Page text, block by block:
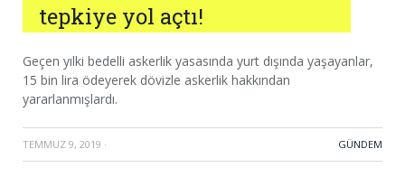
tepkiye yol açtı!
Geçen yılki bedelli askerlik yasasında yurt dışında yaşayanlar,
15 bin lira ödeyerek dövizle askerlik hakkından
yararlanmışlardı.
TEMMUZ 9, 2019 · GÜNDEM